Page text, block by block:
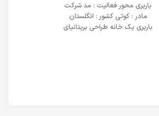
باربری محور فعالیت : مد شرکت
مادر : کوتی کشور : انگلستان
باربری یک خانه طراحی بریتانیای